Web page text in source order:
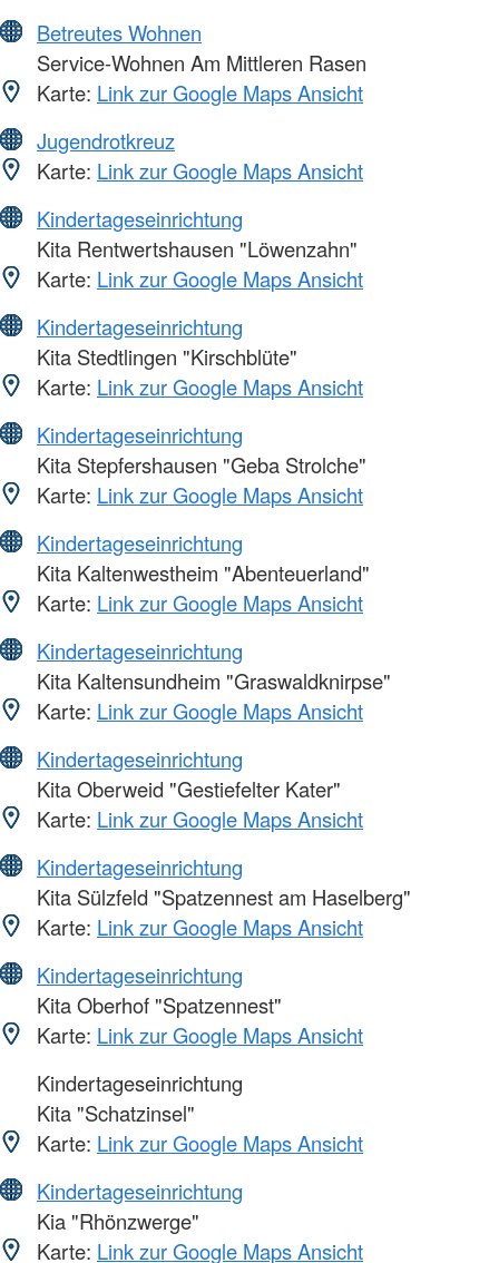
Betreutes Wohnen
Service-Wohnen Am Mittleren Rasen
Karte: Link zur Google Maps Ansicht
Jugendrotkreuz
Karte: Link zur Google Maps Ansicht
Kindertageseinrichtung
Kita Rentwertshausen "Löwenzahn"
Karte: Link zur Google Maps Ansicht
Kindertageseinrichtung
Kita Stedtlingen "Kirschblüte"
Karte: Link zur Google Maps Ansicht
Kindertageseinrichtung
Kita Stepfershausen "Geba Strolche"
Karte: Link zur Google Maps Ansicht
Kindertageseinrichtung
Kita Kaltenwestheim "Abenteuerland"
Karte: Link zur Google Maps Ansicht
Kindertageseinrichtung
Kita Kaltensundheim "Graswaldknirpse"
Karte: Link zur Google Maps Ansicht
Kindertageseinrichtung
Kita Oberweid "Gestiefelter Kater"
Karte: Link zur Google Maps Ansicht
Kindertageseinrichtung
Kita Sülzfeld "Spatzennest am Haselberg"
Karte: Link zur Google Maps Ansicht
Kindertageseinrichtung
Kita Oberhof "Spatzennest"
Karte: Link zur Google Maps Ansicht
Kindertageseinrichtung
Kita "Schatzinsel"
Karte: Link zur Google Maps Ansicht
Kindertageseinrichtung
Kia "Rhönzwerge"
Karte: Link zur Google Maps Ansicht